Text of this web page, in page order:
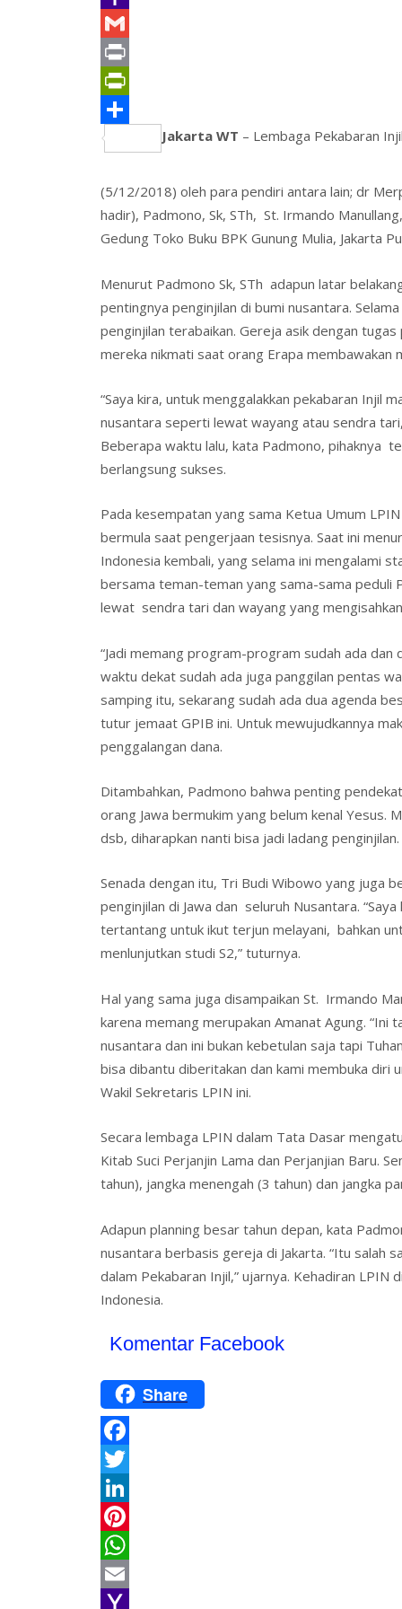
o
k
e
r
e
d
n
t
e
r
e
s
a
t
s
A
p
m
a
Y
a
h
o
o
a
i
G
m
a
i
P
i
t
P
r
n
t
r
i
e
d
l
y
S
a
r
Jakarta WT – Lembaga Pekabaran
(5/12/2018) oleh para pendiri antara lain; dr
hadir), Padmono, Sk, STh, St. Irmando
Gedung Toko Buku BPK Gunung Mulia, Jakarta
Menurut Padmono Sk, STh adapun latar
pentingnya penginjilan di bumi nusantara.
penginjilan terabaikan. Gereja asik dengan
mereka nikmati saat orang Erapa membawakan
“Saya kira, untuk menggalakkan pekabaran Injil
nusantara seperti lewat wayang atau sendra
Beberapa waktu lalu, kata Padmono, pihaknya
berlangsung sukses.
Pada kesempatan yang sama Ketua Umum
bermula saat pengerjaan tesisnya. Saat ini
Indonesia kembali, yang selama ini mengalami
bersama teman-teman yang sama-sama peduli
lewat sendra tari dan wayang yang
“Jadi memang program-program sudah ada dan
waktu dekat sudah ada juga panggilan pentas
samping itu, sekarang sudah ada dua agenda
tutur jemaat GPIB ini. Untuk mewujudkannya
penggalangan dana.
Ditambahkan, Padmono bahwa penting
orang Jawa bermukim yang belum kenal Yesus.
dsb, diharapkan nanti bisa jadi ladang penginjilan.
Senada dengan itu, Tri Budi Wibowo yang juga
penginjilan di Jawa dan seluruh Nusantara.
tertantang untuk ikut terjun melayani, bahkan
menlunjutkan studi S2,” tuturnya.
Hal yang sama juga disampaikan St. Irmando
karena memang merupakan Amanat Agung. “Ini
nusantara dan ini bukan kebetulan saja tapi
bisa dibantu diberitakan dan kami membuka diri
Wakil Sekretaris LPIN ini.
Secara lembaga LPIN dalam Tata Dasar
Kitab Suci Perjanjin Lama dan Perjanjian Baru.
tahun), jangka menengah (3 tahun) dan jangka
Adapun planning besar tahun depan, kata
nusantara berbasis gereja di Jakarta. “Itu salah
dalam Pekabaran Injil,” ujarnya. Kehadiran
Indonesia.
Komentar Facebook
Share
F
a
c
e
b
T
w
t
L
n
P
W